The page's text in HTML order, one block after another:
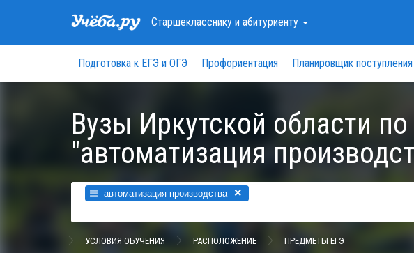
Старшеклассникуи абитуриенту
Подготовка к ЕГЭ и ОГЭ Профориентация Планировщик поступления
Вузы Иркутской области
"автоматизация
автоматизация производства ×
УСЛОВИЯ ОБУЧЕНИЯ РАСПОЛОЖЕНИЕ ПРЕДМЕТЫ ЕГЭ